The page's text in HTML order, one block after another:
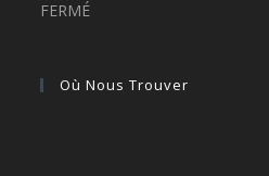
FERMÉ
Où Nous Trouver